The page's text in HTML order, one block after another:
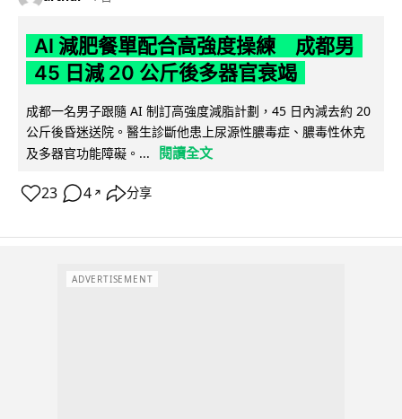
AI 減肥餐單配合高強度操練 成都男
45 日減 20 公斤後多器官衰竭
成都一名男子跟隨 AI 制訂高強度減脂計劃，45 日內減去約 20
公斤後昏迷送院。醫生診斷他患上尿源性膿毒症、膿毒性休克
及多器官功能障礙。...
閱讀全文
23 4 ↗ 分享
ADVERTISEMENT